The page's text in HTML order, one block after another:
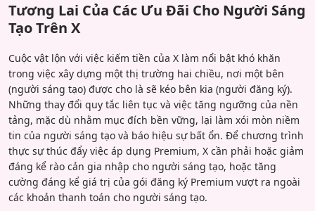
Tương Lai Của Các Ưu Đãi Cho Người Sáng
Tạo Trên X
Cuộc vật lộn với việc kiếm tiền của X làm nổi bật khó khăn
trong việc xây dựng một thị trường hai chiều, nơi một bên
(người sáng tạo) được cho là sẽ kéo bên kia (người đăng ký).
Những thay đổi quy tắc liên tục và việc tăng ngưỡng của nền
tảng, mặc dù nhằm mục đích bền vững, lại làm xói mòn niềm
tin của người sáng tạo và báo hiệu sự bất ổn. Để chương trình
thực sự thúc đẩy việc áp dụng Premium, X cần phải hoặc giảm
đáng kể rào cản gia nhập cho người sáng tạo, hoặc tăng
cường đáng kể giá trị của gói đăng ký Premium vượt ra ngoài
các khoản thanh toán cho người sáng tạo.